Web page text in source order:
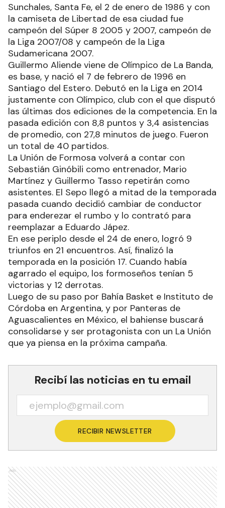
Sunchales, Santa Fe, el 2 de enero de 1986 y con
la camiseta de Libertad de esa ciudad fue
campeón del Súper 8 2005 y 2007, campeón de
la Liga 2007/08 y campeón de la Liga
Sudamericana 2007.
Guillermo Aliende viene de Olímpico de La Banda,
es base, y nació el 7 de febrero de 1996 en
Santiago del Estero. Debutó en la Liga en 2014
justamente con Olímpico, club con el que disputó
las últimas dos ediciones de la competencia. En la
pasada edición con 8,8 puntos y 3,4 asistencias
de promedio, con 27,8 minutos de juego. Fueron
un total de 40 partidos.
La Unión de Formosa volverá a contar con
Sebastián Ginóbili como entrenador, Mario
Martínez y Guillermo Tasso repetirán como
asistentes. El Sepo llegó a mitad de la temporada
pasada cuando decidió cambiar de conductor
para enderezar el rumbo y lo contrató para
reemplazar a Eduardo Jápez.
En ese periplo desde el 24 de enero, logró 9
triunfos en 21 encuentros. Así, finalizó la
temporada en la posición 17. Cuando había
agarrado el equipo, los formoseños tenían 5
victorias y 12 derrotas.
Luego de su paso por Bahía Basket e Instituto de
Córdoba en Argentina, y por Panteras de
Aguascalientes en México, el bahiense buscará
consolidarse y ser protagonista con un La Unión
que ya piensa en la próxima campaña.
Recibí las noticias en tu email
RECIBIR NEWSLETTER
Ads